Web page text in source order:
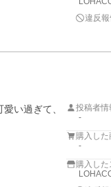
違反
い過ぎて、
投稿者情
-
購入した
-
購入した